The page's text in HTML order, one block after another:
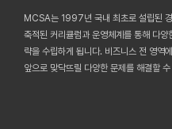
MCSA는 1997년 국내 최초로 설립된
축적된 커리큘럼과 운영체계를 통해 다
략을 수립하게 됩니다. 비즈니스 전 영
앞으로 맞닥뜨릴 다양한 문제를 해결할